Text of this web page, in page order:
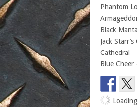
Phantom
Black
Jack
Cathedral
Blue Cheer